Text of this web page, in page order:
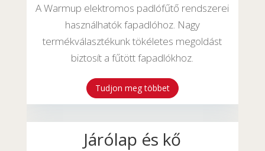
A Warmup elektromos padlófűtő rendszerei
használhatók fapadlóhoz. Nagy
termékválasztékunk tökéletes megoldást
biztosít a fűtött fapadlókhoz.
Tudjon meg többet
Járólap és kő